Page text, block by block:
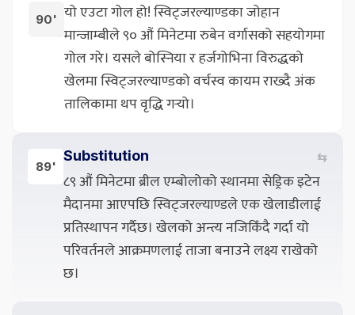
90' यो एउटा गोल हो! स्विट्जरल्याण्डका जोहान
मान्जाम्बीले ९० औं मिनेटमा रुबेन वर्गासको सहयोगमा
गोल गरे। यसले बोस्निया र हर्जगोभिना विरुद्धको
खेलमा स्विट्जरल्याण्डको वर्चस्व कायम राख्दै अंक
तालिकामा थप वृद्धि गर्‍यो।
89'
Substitution ⇆
८९ औं मिनेटमा ब्रील एम्बोलोको स्थानमा सेड्रिक इटेन
मैदानमा आएपछि स्विट्जरल्याण्डले एक खेलाडीलाई
प्रतिस्थापन गर्दैछ। खेलको अन्त्य नजिकिँदै गर्दा यो
परिवर्तनले आक्रमणलाई ताजा बनाउने लक्ष्य राखेको
छ।